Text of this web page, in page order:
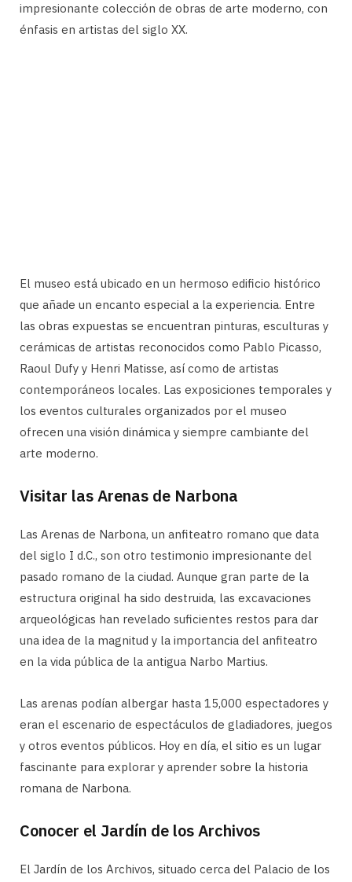
impresionante colección de obras de arte moderno, con
énfasis en artistas del siglo XX.
El museo está ubicado en un hermoso edificio histórico
que añade un encanto especial a la experiencia. Entre
las obras expuestas se encuentran pinturas, esculturas y
cerámicas de artistas reconocidos como Pablo Picasso,
Raoul Dufy y Henri Matisse, así como de artistas
contemporáneos locales. Las exposiciones temporales y
los eventos culturales organizados por el museo
ofrecen una visión dinámica y siempre cambiante del
arte moderno.
Visitar las Arenas de Narbona
Las Arenas de Narbona, un anfiteatro romano que data
del siglo I d.C., son otro testimonio impresionante del
pasado romano de la ciudad. Aunque gran parte de la
estructura original ha sido destruida, las excavaciones
arqueológicas han revelado suficientes restos para dar
una idea de la magnitud y la importancia del anfiteatro
en la vida pública de la antigua Narbo Martius.
Las arenas podían albergar hasta 15,000 espectadores y
eran el escenario de espectáculos de gladiadores, juegos
y otros eventos públicos. Hoy en día, el sitio es un lugar
fascinante para explorar y aprender sobre la historia
romana de Narbona.
Conocer el Jardín de los Archivos
El Jardín de los Archivos, situado cerca del Palacio de los